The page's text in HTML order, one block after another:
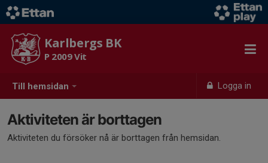
Till hemsidan Logga in
Karlbergs BK
P 2009 Vit
Aktiviteten är borttagen
Aktiviteten du försöker nå är borttagen från hemsidan.